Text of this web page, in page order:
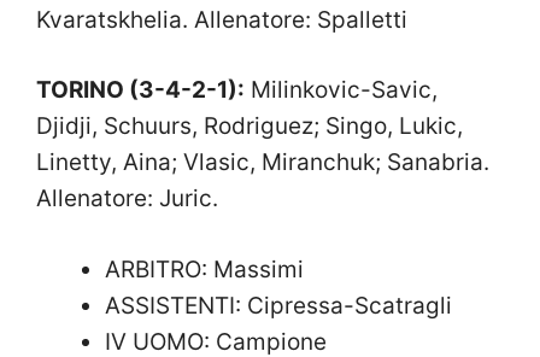
Kvaratskhelia. Allenatore: Spalletti
TORINO (3-4-2-1): Milinkovic-Savic,
Djidji, Schuurs, Rodriguez; Singo, Lukic,
Linetty, Aina; Vlasic, Miranchuk; Sanabria.
Allenatore: Juric.
ARBITRO: Massimi
ASSISTENTI: Cipressa-Scatragli
IV UOMO: Campione